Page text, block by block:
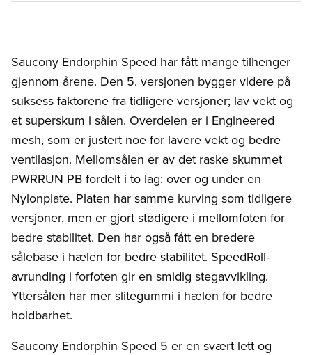
Saucony Endorphin Speed har fått mange tilhenger
gjennom årene. Den 5. versjonen bygger videre på
suksess faktorene fra tidligere versjoner; lav vekt og
et superskum i sålen. Overdelen er i Engineered
mesh, som er justert noe for lavere vekt og bedre
ventilasjon. Mellomsålen er av det raske skummet
PWRRUN PB fordelt i to lag; over og under en
Nylonplate. Platen har samme kurving som tidligere
versjoner, men er gjort stødigere i mellomfoten for
bedre stabilitet. Den har også fått en bredere
sålebase i hælen for bedre stabilitet. SpeedRoll-
avrunding i forfoten gir en smidig stegavvikling.
Yttersålen har mer slitegummi i hælen for bedre
holdbarhet.
Saucony Endorphin Speed 5 er en svært lett og